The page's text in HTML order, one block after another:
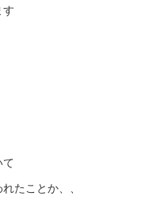
たことか、、